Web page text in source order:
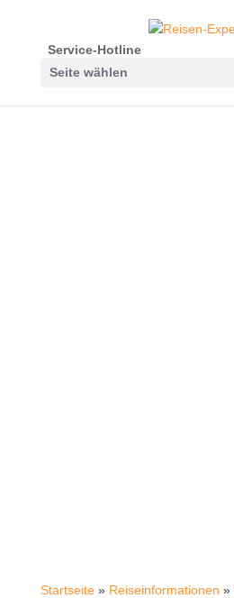
Service-Hotline
Seite wählen
Startseite» Reiseinformationen »